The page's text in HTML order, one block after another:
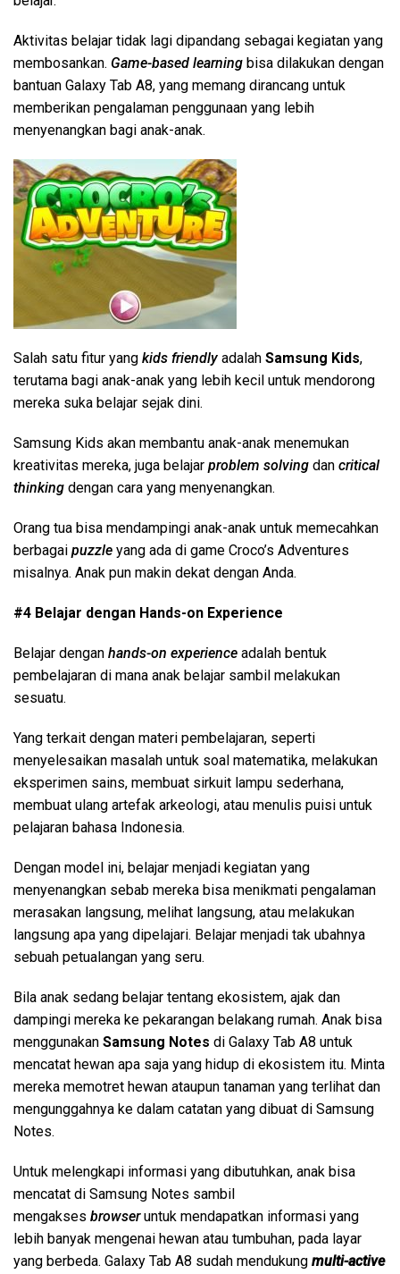
Aktivitas belajar tidak lagi dipandang sebagai kegiatan yang
membosankan. Game-based learning bisa dilakukan dengan
bantuan Galaxy Tab A8, yang memang dirancang untuk
memberikan pengalaman penggunaan yang lebih
menyenangkan bagi anak-anak.
Salah satu fitur yang kids friendly adalah Samsung Kids,
terutama bagi anak-anak yang lebih kecil untuk mendorong
mereka suka belajar sejak dini.
Samsung Kids akan membantu anak-anak menemukan
kreativitas mereka, juga belajar problem solving dan critical
thinking dengan cara yang menyenangkan.
Orang tua bisa mendampingi anak-anak untuk memecahkan
berbagai puzzle yang ada di game Croco’s Adventures
misalnya. Anak pun makin dekat dengan Anda.
#4 Belajar dengan Hands-on Experience
Belajar dengan hands-on experience adalah bentuk
pembelajaran di mana anak belajar sambil melakukan
sesuatu.
Yang terkait dengan materi pembelajaran, seperti
menyelesaikan masalah untuk soal matematika, melakukan
eksperimen sains, membuat sirkuit lampu sederhana,
membuat ulang artefak arkeologi, atau menulis puisi untuk
pelajaran bahasa Indonesia.
Dengan model ini, belajar menjadi kegiatan yang
menyenangkan sebab mereka bisa menikmati pengalaman
merasakan langsung, melihat langsung, atau melakukan
langsung apa yang dipelajari. Belajar menjadi tak ubahnya
sebuah petualangan yang seru.
Bila anak sedang belajar tentang ekosistem, ajak dan
dampingi mereka ke pekarangan belakang rumah. Anak bisa
menggunakan Samsung Notes di Galaxy Tab A8 untuk
mencatat hewan apa saja yang hidup di ekosistem itu. Minta
mereka memotret hewan ataupun tanaman yang terlihat dan
mengunggahnya ke dalam catatan yang dibuat di Samsung
Notes.
Untuk melengkapi informasi yang dibutuhkan, anak bisa
mencatat di Samsung Notes sambil
mengakses browseruntuk mendapatkan informasi yang
lebih banyak mengenai hewan atau tumbuhan, pada layar
yang berbeda. Galaxy Tab A8 sudah mendukung multi-active